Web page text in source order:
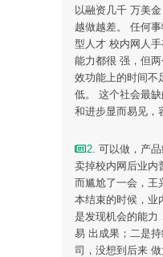
以融资几千 万美
越做越差。 任何
型人才 校内网人
能力都很 强，但
效功能上的时间不
低。 这个社会最
和进步显而易见，
2 . 可以做，产
卖掉校内网后业内
而尴尬了一会，王
本结束的时候，业
是发现机会的能力
易 出成果；二是
司，没想到后来